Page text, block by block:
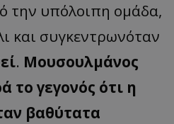
την υπόλοιπη ομάδα,
και συγκεντρωνόταν
. Μουσουλμάνος
το γεγονός ότι η
βαθύτατα